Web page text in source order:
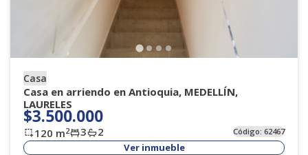
Casa
Casa en arriendo en Antioquia, MEDELLÍN,
LAURELES
$3.500.000
120 m2 3 2 Código:62467
Ver inmueble